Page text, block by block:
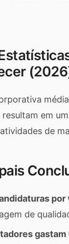
resultam em
de
por
de